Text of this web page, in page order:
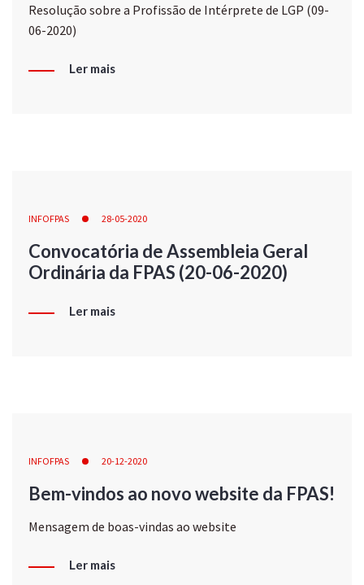
Resolução sobre a Profissão de Intérprete de LGP (09-
06-2020)
Ler mais
INFOFPAS 28-05-2020
Convocatória de Assembleia Geral
Ordinária da FPAS (20-06-2020)
Ler mais
INFOFPAS 20-12-2020
Bem-vindos ao novo website da FPAS!
Mensagem de boas-vindas ao website
Ler mais